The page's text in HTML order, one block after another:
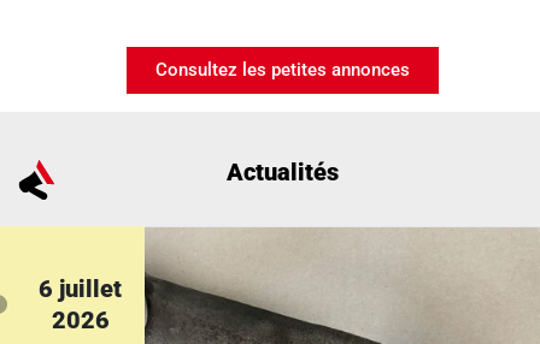
Consultez les petites annonces
Actualités
6 juillet
2026